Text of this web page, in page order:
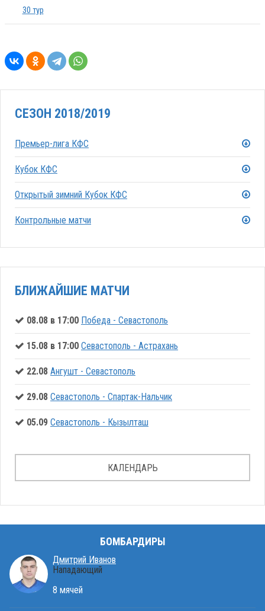
30 тур
СЕЗОН 2018/2019
Премьер-лига КФС
Кубок КФС
Открытый зимний Кубок КФС
Контрольные матчи
БЛИЖАЙШИЕ МАТЧИ
08.08 в 17:00 Победа - Севастополь
15.08 в 17:00 Севастополь - Астрахань
22.08 Ангушт - Севастополь
29.08 Севастополь - Спартак-Нальчик
05.09 Севастополь - Кызылташ
КАЛЕНДАРЬ
БОМБАРДИРЫ
Дмитрий Иванов
Нападающий
8 мячей